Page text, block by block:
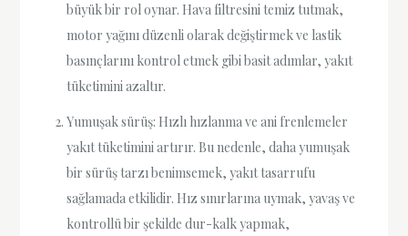
büyük bir rol oynar. Hava filtresini temiz tutmak,
motor yağını düzenli olarak değiştirmek ve lastik
basınçlarını kontrol etmek gibi basit adımlar, yakıt
tüketimini azaltır.
Yumuşak sürüş: Hızlı hızlanma ve ani frenlemeler
yakıt tüketimini artırır. Bu nedenle, daha yumuşak
bir sürüş tarzı benimsemek, yakıt tasarrufu
sağlamada etkilidir. Hız sınırlarına uymak, yavaş ve
kontrollü bir şekilde dur-kalk yapmak,